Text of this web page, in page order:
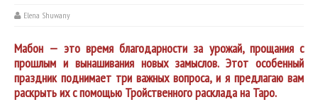
Elena Shuwany
Мабон — это время благодарности за урожай, прощания с
прошлым и вынашивания новых замыслов. Этот особенный
праздник поднимает три важных вопроса, и я предлагаю вам
раскрыть их с помощью Тройственного расклада на Таро.